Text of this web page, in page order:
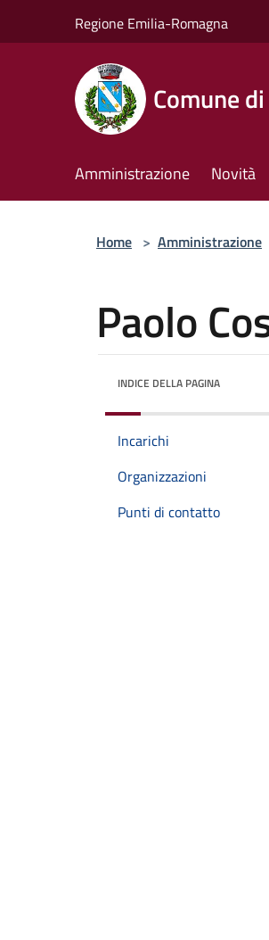
Regione Emilia-Romagna
Comune
Amministrazione Novità
Home > Amministrazione
Paolo
INDICE DELLA PAGINA
Incarichi
Organizzazioni
Punti di contatto